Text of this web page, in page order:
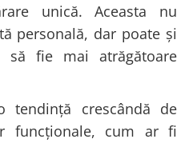
unică. Aceasta nu
personală, dar poate și
să fie mai atrăgătoare
crescândă de
funcționale, cum ar fi